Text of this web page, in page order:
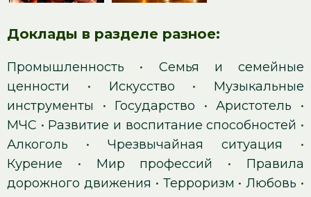
Доклады в разделе разное:
Промышленность • Семья и семейные
ценности • Искусство • Музыкальные
инструменты • Государство •Аристотель •
МЧС • Развитие и воспитание способностей •
Алкоголь • Чрезвычайная ситуация •
Курение • Мир профессий • Правила
дорожного движения • Терроризм •Любовь •